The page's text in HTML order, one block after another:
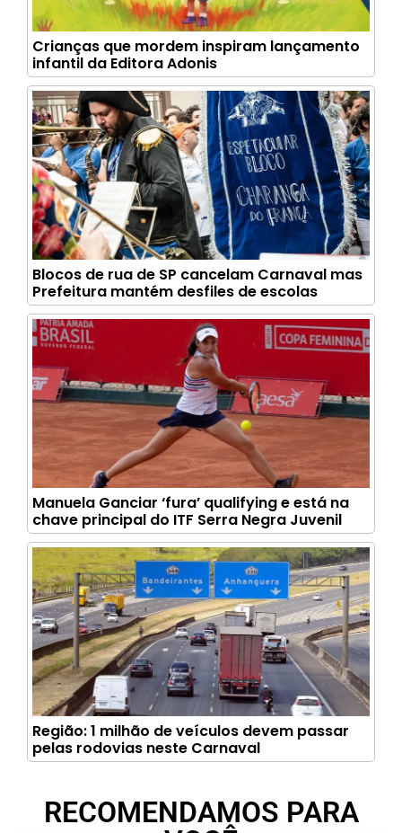
Crianças que mordem inspiram lançamento
infantil da Editora Adonis
Blocos de rua de SP cancelam Carnaval mas
Prefeitura mantém desfiles de escolas
Manuela Ganciar ‘fura’ qualifying e está na
chave principal do ITF Serra Negra Juvenil
Região: 1 milhão de veículos devem passar
pelas rodovias neste Carnaval
RECOMENDAMOS PARA